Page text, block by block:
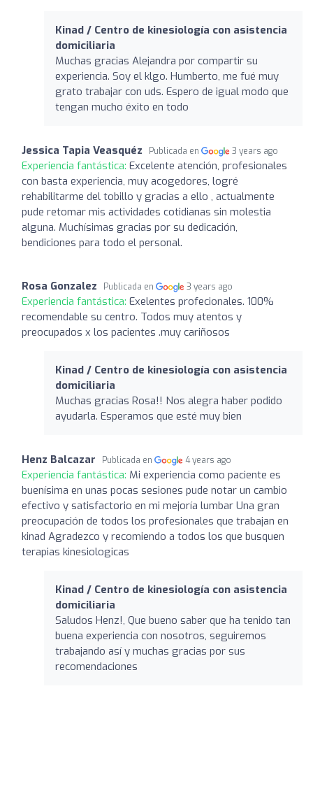
Kinad / Centro de kinesiología con asistencia
domiciliaria
Muchas gracias Alejandra por compartir su
experiencia. Soy el klgo. Humberto, me fué muy
grato trabajar con uds. Espero de igual modo que
tengan mucho éxito en todo
Jessica Tapia Veasquéz Publicada en 3 years ago
Experiencia fantástica: Excelente atención, profesionales
con basta experiencia, muy acogedores, logré
rehabilitarme del tobillo y gracias a ello , actualmente
pude retomar mis actividades cotidianas sin molestia
alguna. Muchísimas gracias por su dedicación,
bendiciones para todo el personal.
Rosa Gonzalez Publicada en 3 years ago
Experiencia fantástica: Exelentes profecionales. 100%
recomendable su centro. Todos muy atentos y
preocupados x los pacientes .muy cariñosos
Kinad / Centro de kinesiología con asistencia
domiciliaria
Muchas gracias Rosa!! Nos alegra haber podido
ayudarla. Esperamos que esté muy bien
Henz Balcazar Publicada en 4 years ago
Experiencia fantástica: Mi experiencia como paciente es
buenísima en unas pocas sesiones pude notar un cambio
efectivo y satisfactorio en mi mejoría lumbar Una gran
preocupación de todos los profesionales que trabajan en
kinad Agradezco y recomiendo a todos los que busquen
terapias kinesiologicas
Kinad / Centro de kinesiología con asistencia
domiciliaria
Saludos Henz!, Que bueno saber que ha tenido tan
buena experiencia con nosotros, seguiremos
trabajando así y muchas gracias por sus
recomendaciones